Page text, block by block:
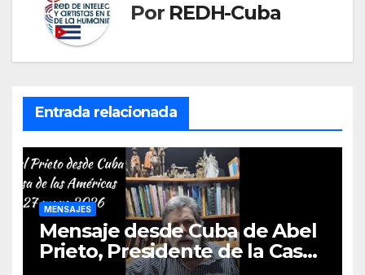
Por REDH-Cuba
Entrada relacionada
MENSAJES
Mensaje desde Cuba de Abel
Prieto, Presidente de la Casa